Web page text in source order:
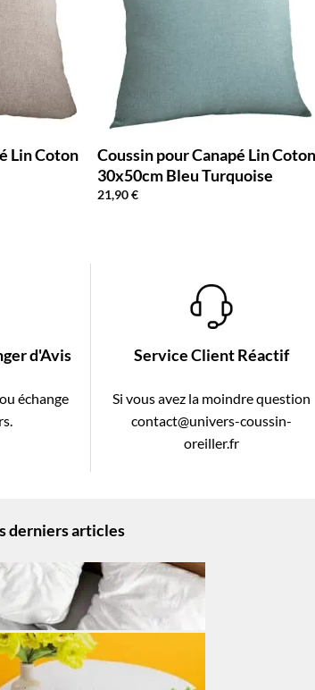
Lin Coton
Coussin pour Canapé Lin Coton
30x50cm Bleu Turquoise
21,90€
d'Avis
échange
Service Client Réactif
Si vous avez la moindre question
contact@univers-coussin-
oreiller.fr
derniers articles